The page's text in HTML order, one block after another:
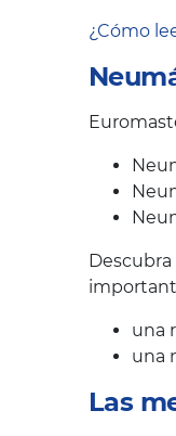
¿Cómo
una
una
Las